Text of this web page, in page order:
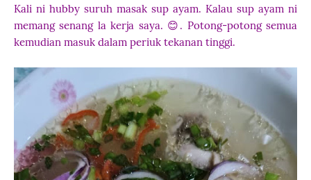
Kali ni hubby suruh masak sup ayam. Kalau sup ayam ni
memang senang la kerja saya. 😊. Potong-potong semua
kemudian masuk dalam periuk tekanan tinggi.